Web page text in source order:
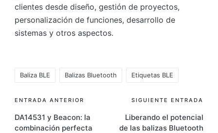
clientes desde diseño, gestión de proyectos,
personalización de funciones, desarrollo de
sistemas y otros aspectos.
Baliza BLE Balizas Bluetooth Etiquetas BLE
Navegación
de
ENTRADA ANTERIOR
DA14531 y Beacon: la
combinación perfecta
SIGUIENTE ENTRADA
Liberando el potencial
de las balizas Bluetooth